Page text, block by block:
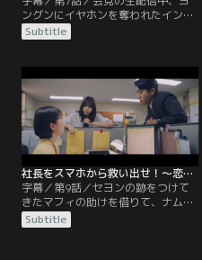
ングンにイヤホンを奪われたインソ
ンだが、ソンジュから聞いたエピソ
ードを思い出し、絶体絶命のピンチ
信じすぎないようにと忠告を受け
る。一方、セヨンはサムスが事件当
日にソンジュと会っていた映像を手
に入れる。そんな中、インソンはス
マホを水没させてしまい…。
Subtitle
社長をスマホから救い出せ！～恋の力でロック解除～ 第09話／字幕
字幕／第9話／セヨンの跡をつけて
きたマフィの助けを借りて、ナム・
サンウォンを捕らえたインソンたち
だったが、ソンジュの指示で彼が動
Subtitle